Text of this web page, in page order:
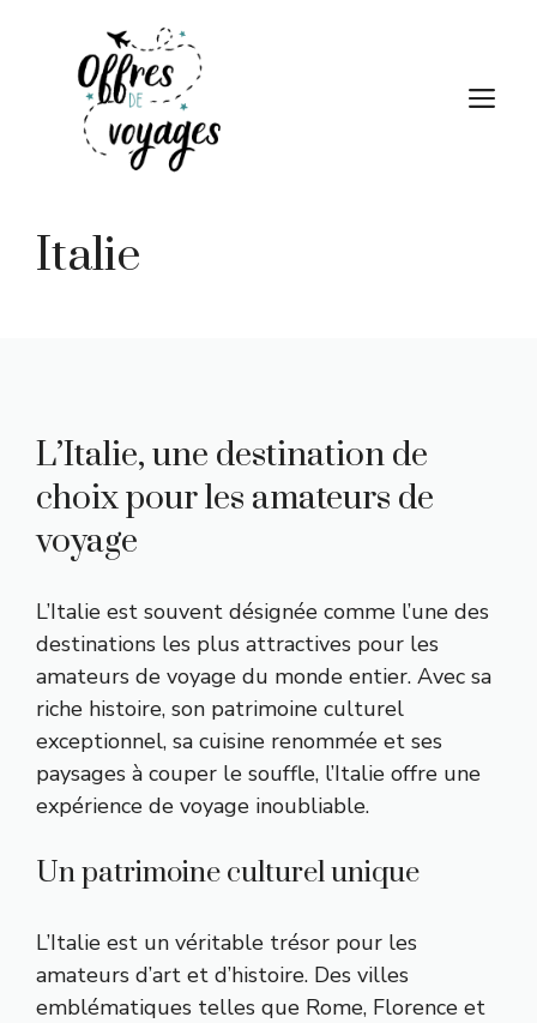
contenu
Italie
L’Italie, une destination de
choix pour les amateurs de
voyage
L’Italie est souvent désignée comme l’une des
destinations les plus attractives pour les
amateurs de voyage du monde entier. Avec sa
riche histoire, son patrimoine culturel
exceptionnel, sa cuisine renommée et ses
paysages à couper le souffle, l’Italie offre une
expérience de voyage inoubliable.
Un patrimoine culturel unique
L’Italie est un véritable trésor pour les
amateurs d’art et d’histoire. Des villes
emblématiques telles que Rome, Florence et